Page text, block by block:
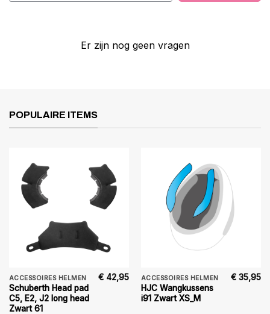
Er zijn nog geen vragen
POPULAIRE ITEMS
ACCESSOIRES HELMEN
Schuberth Head pad
C5, E2, J2 long head
Zwart 61
€ 42,95 ACCESSOIRES HELMEN
HJC Wangkussens
i91 Zwart XS_M
€ 35,95